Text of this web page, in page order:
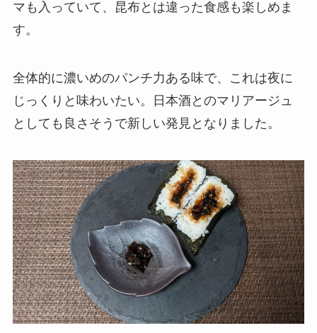
マも入っていて、昆布とは違った食感も楽しめま
す。
全体的に濃いめのパンチ力ある味で、これは夜に
じっくりと味わいたい。日本酒とのマリアージュ
としても良さそうで新しい発見となりました。